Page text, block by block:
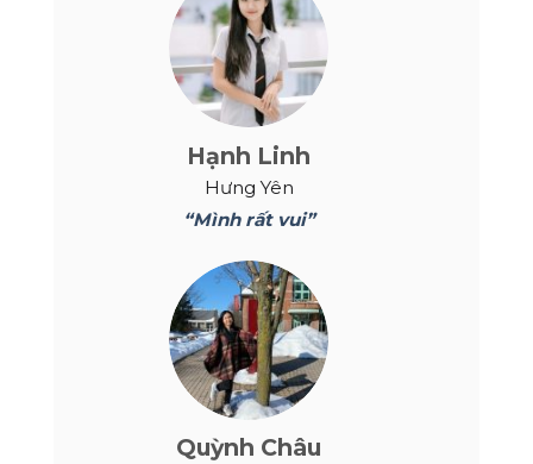
Hạnh Linh
Hưng Yên
“Mình rất vui”
Quỳnh Châu